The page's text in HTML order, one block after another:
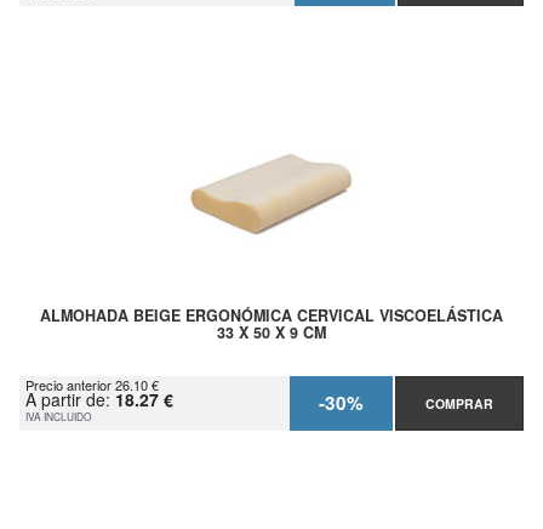
ALMOHADA BEIGE ERGONÓMICA CERVICAL VISCOELÁSTICA
33 X 50 X 9 CM
Precio anterior 26.10 €
A partir de: 18.27 €
IVA INCLUIDO -30% COMPRAR